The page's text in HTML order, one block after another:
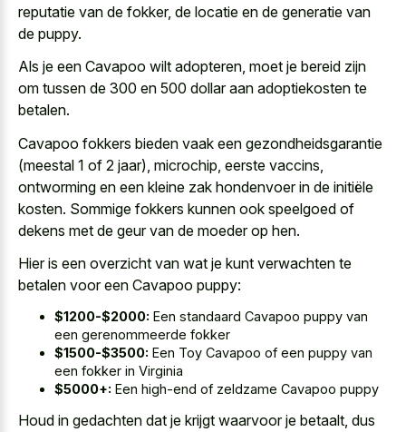
reputatie van de fokker, de locatie en de generatie van
de puppy.
Als je een Cavapoo wilt adopteren, moet je bereid zijn
om tussen de 300 en 500 dollar aan adoptiekosten te
betalen.
Cavapoo fokkers bieden vaak een gezondheidsgarantie
(meestal 1 of 2 jaar), microchip, eerste vaccins,
ontworming en een kleine zak hondenvoer in de initiële
kosten. Sommige fokkers kunnen ook speelgoed of
dekens met de geur van de moeder op hen.
Hier is een overzicht van wat je kunt verwachten te
betalen voor een Cavapoo puppy:
$1200-$2000: Een standaard Cavapoo puppy van
een gerenommeerde fokker
$1500-$3500: Een Toy Cavapoo of een puppy van
een fokker in Virginia
$5000+: Een high-end of zeldzame Cavapoo puppy
Houd in gedachten dat je krijgt waarvoor je betaalt, dus